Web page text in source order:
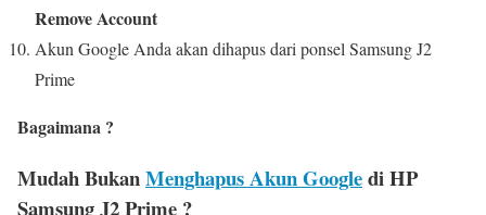
Remove Account
Akun Google Anda akan dihapus dari ponsel Samsung J2
Prime
Bagaimana ?
Mudah BukanMenghapus Akun Googledi HP
Samsung J2 Prime ?